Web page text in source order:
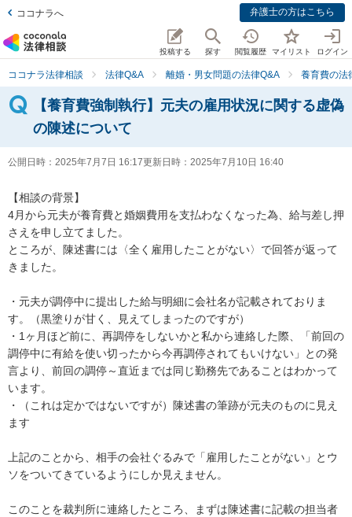
ココナラへ 弁護士の方はこちら
投稿する 探す 閲覧履歴 マイリスト ログイン
ココナラ法律相談 法律Q&A 離婚・男女問題の法律Q&A 養育費の法
【養育費強制執行】元夫の雇用状況に関する虚偽
の陳述について
公開日時： 2025年7月7日 16:17更新日時： 2025年7月10日 16:40
【相談の背景】
4月から元夫が養育費と婚姻費用を支払わなくなった為、給与差し押
さえを申し立てました。
ところが、陳述書には〈全く雇用したことがない〉で回答が返って
きました。
・元夫が調停中に提出した給与明細に会社名が記載されておりま
す。（黒塗りが甘く、見えてしまったのですが）
・1ヶ月ほど前に、再調停をしないかと私から連絡した際、「前回の
調停中に有給を使い切ったから今再調停されてもいけない」との発
言より、前回の調停～直近までは同じ勤務先であることはわかって
います。
・（これは定かではないですが）陳述書の筆跡が元夫のものに見え
ます
上記のことから、相手の会社ぐるみで「雇用したことがない」とウ
ソをついてきているようにしか見えません。
このことを裁判所に連絡したところ、まずは陳述書に記載の担当者